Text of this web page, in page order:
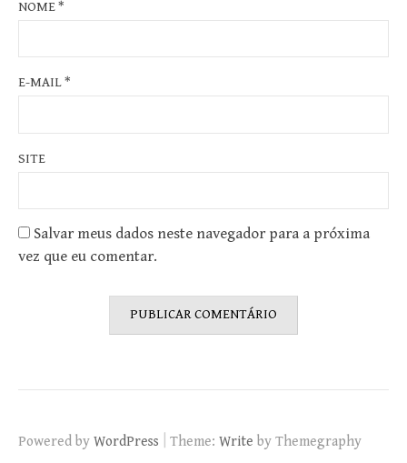
NOME*
E-MAIL*
SITE
Salvar meus dados neste navegador para a próxima
vez que eu comentar.
Powered by WordPress Theme: Write by Themegraphy